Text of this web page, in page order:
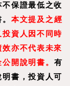
保證最低之收
本文提及之經
資人因不同時
亦不代表未來
開說明書。 有
書，投資人可